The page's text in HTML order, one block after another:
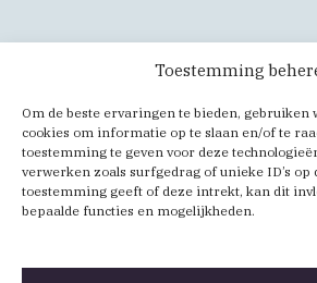
Toestemming
Om de beste ervaringen te bieden, gebruiken
cookies om informatie op te slaan en/of te
toestemming te geven voor deze
verwerken zoals surfgedrag of unieke ID’s op
toestemming geeft of deze intrekt, kan dit
bepaalde functies en mogelijkheden.